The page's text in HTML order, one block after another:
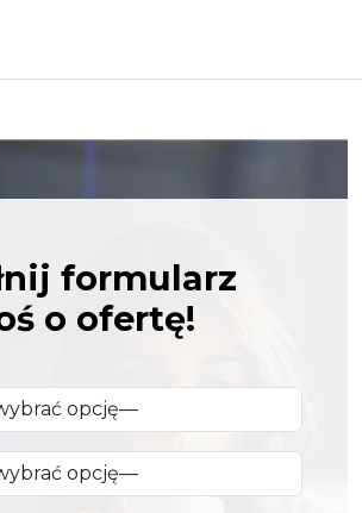
formularz
o ofertę!